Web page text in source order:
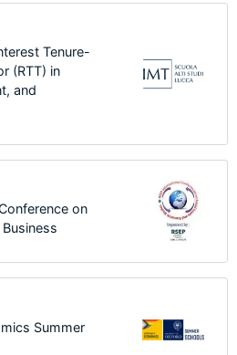
Tenure-
(RTT) in
and
on
Summer